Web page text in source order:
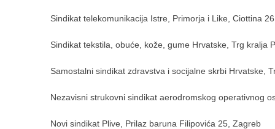
Sindikat telekomunikacija Istre, Primorja i Like, Ciottina
Sindikat tekstila, obuće, kože, gume Hrvatske, Trg kralja
Samostalni sindikat zdravstva i socijalne skrbi Hrvatske,
Nezavisni strukovni sindikat aerodromskog operativnog
Novi sindikat Plive, Prilaz baruna Filipovića 25, Zagreb